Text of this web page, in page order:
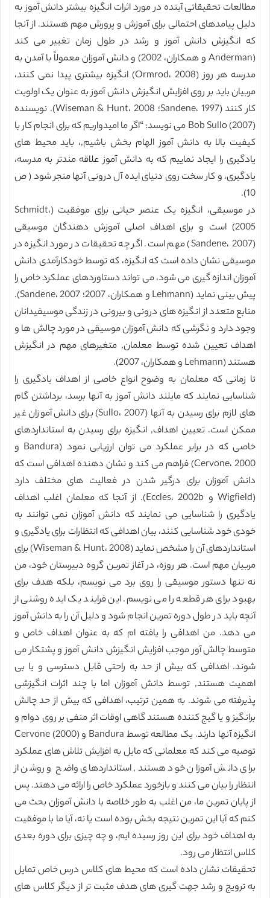
مطالعات تحقیقاتی آینده در مورد اثرات انگیزه بیشتر دانش آموز به
دلیل پیامدهای احتمالی برای آموزش و پرورش مهم هستند. از آنجا
که انگیزش دانش آموز و رشد در طول زمان تغییر می کند
(Anderman و همکاران، 2002) و دانش آموزان معمولاً با آمدن به
مدرسه هر روز (Ormrod، 2008) انگیزه بیشتری پیدا نمی کنند،
مربیان باید بر روی افزایش انگیزش دانش آموز به عنوان یک اولویت
کار کنند (Sandene، 1997؛ Wiseman & Hunt، 2008). نویسنده
Bob Sullo (2007) می نویسد: “اگر ما امیدواریم که برای انجام کار با
کیفیت بالا به دانش آموز الهام بخش باشیم,، باید محیط های
یادگیری را ایجاد نماییم که به دانش آموز علاقه مندتر به مدرسه،
یادگیری، و کار سخت روی دنیای ایده آل درونی آنها منجر شود ( ص
10).
در موسیقی، انگیزه یک عنصر حیاتی برای موفقیت (Schmidt،
2005) است و برای اهداف اصلی آموزش دهندگان موسیقی
(Sandene، 2007) مهم است. اگر چه تحقیقات در مورد انگیزه در
موسیقی نشان داده است که انگیزه، که توسط خودکارآمدی دانش
آموزان اندازه گیری می شود، می تواند دستاوردهای عملکرد خاص را
پیش بینی نماید (Lehmann و همکاران، 2007؛ Sandene، 2007).
منابع متعدد از انگیزه های درونی و بیرونی در زندگی موسیقیدانان
وجود دارد و نگرشی که دانش آموزان موسیقی در مورد چالش ها و
اهداف تعیین شده توسط معلمان, متغیرهای مهم در انگیزش
هستند (Lehmann و همکاران، 2007).
تا زمانی که معلمان به وضوح انواع خاصی از اهداف یادگیری را
شناسایی نمایند که مایلند دانش آموز به آنها برسد، برداشتن گام
های لازم برای رسیدن به آنها (Sullo، 2007) برای دانش آموزان غیر
ممکن است. تعیین اهداف, انگیزه برای رسیدن به استانداردهای
خاصی که در برابر عملکرد می توان ارزیابی نمود (Bandura و
Cervone، 2000) فراهم می کند و نشان دهنده اهدافی است که
دانش آموزان برای درگیر شدن در فعالیت های مختلف دارد
(Wigfield و Eccles، 2002b). از آنجا که معلمان اغلب اهداف
یادگیری را شناسایی می نمایند که دانش آموزان نمی توانند به
خودی خود شناسایی کنند، بیان اهدافی که انتظارات برای یادگیری و
استانداردهای آن را مشخص نماید (Wiseman & Hunt، 2008) برای
مربیان مهم است. هر روزه، در آغاز تمرین گروه دبیرستان خود، من
نه تنها دستور موسیقی را روی برد می نویسم، بلکه هدف برای
بهبود برای هر قطعه را می نویسم. این فرایند یک ایده روشنی از
آنچه باید در طول دوره تمرین انجام شود و دلیل آن را به دانش آموز
می دهد. من اهدافی را یافته ام که به عنوان اهداف خاص و
متوسط چالش آور موجب افزایش انگیزش دانش آموز و پشتکار می
شوند. اهدافی که بیش از حد به راحتی قابل دسترسی و یا بی
اهمیت هستند, توسط دانش آموزان اما با چند اثرات انگیزشی
پذیرفته می شوند. به همین ترتیب، اهدافی که بیش از حد چالش
برانگیز و یا گیج کننده هستند گاهی اوقات اثر منفی بر روی دوام و
انگیزه آنها دارند. یک مطالعه توسط Bandura و Cervone (2000)
توصیه می کند که معلمانی که مایل به افزایش تلاش های عملکرد
برای دانش آموزان خود هستند, استانداردهای واضح و روشن از
انتظار را بیان می کنند و بازخورد عملکرد خاص را ارائه می دهند. پس
از پایان تمرین ما، من اغلب به طور خلاصه با دانش آموزان بحث می
کنم که آیا این تمرین نتیجه بخش بوده است یا نه، آیا ما با موفقیت
به اهداف خود برای این روز رسیده ایم، و چه چیزی برای دوره بعدی
کلاس انتظار می رود.
تحقیقات نشان داده است که محیط های کلاس درس خاص تمایل
به ترویج و رشد جهت گیری های هدف مثبت تر از دیگر کلاس های